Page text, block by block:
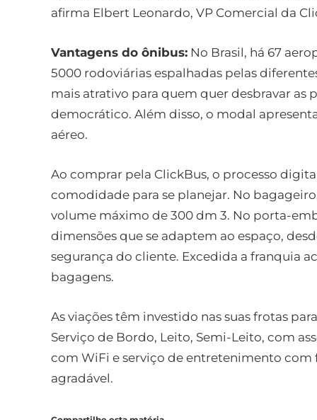
afirma Elbert Leonardo, VP Comercial da
Vantagens do ônibus: No Brasil, há 67
5000 rodoviárias espalhadas pelas
mais atrativo para quem quer desbravar as
democrático. Além disso, o modal
aéreo.
Ao comprar pela ClickBus, o processo
comodidade para se planejar. No
volume máximo de 300 dm 3. No porta-
dimensões que se adaptem ao espaço,
segurança do cliente. Excedida a franquia
bagagens.
As viações têm investido nas suas frotas
Serviço de Bordo, Leito, Semi-Leito, com
com WiFi e serviço de entretenimento com
agradável.